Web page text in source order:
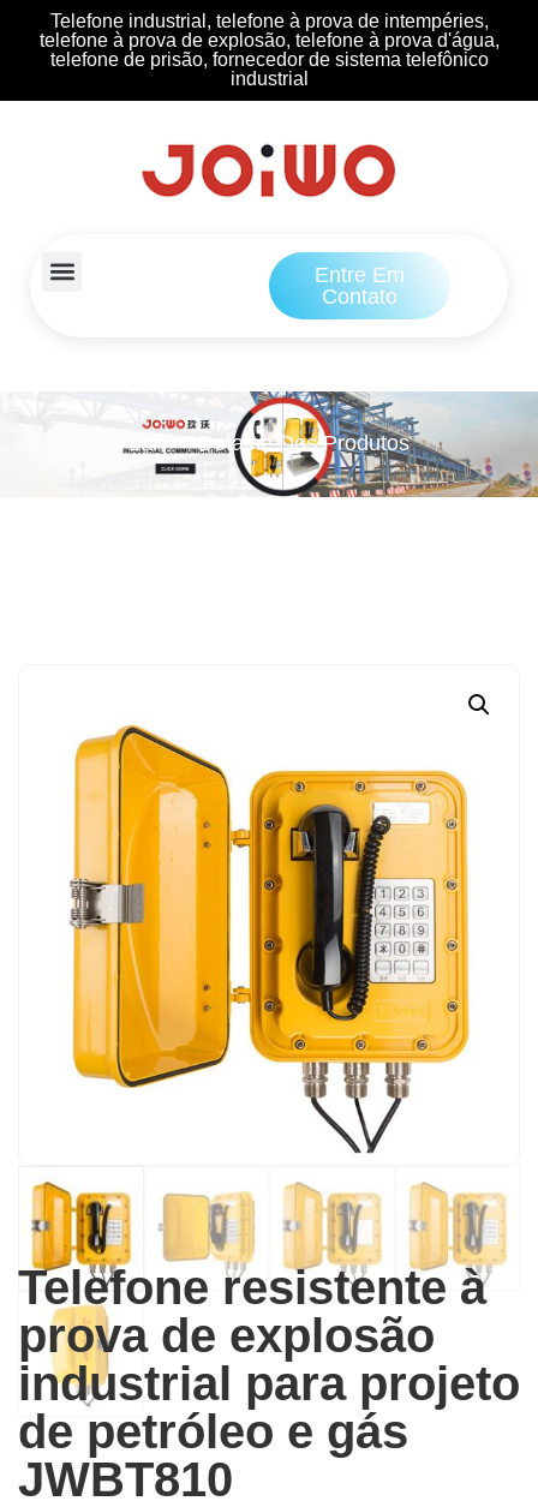
Telefone industrial, telefone à prova de intempéries,
telefone à prova de explosão, telefone à prova d'água,
telefone de prisão, fornecedor de sistema telefônico
industrial
Entre Em
Contato
Lar Detalhe Dos Produtos
Telefone resistente à
prova de explosão
industrial para projeto
de petróleo e gás
JWBT810